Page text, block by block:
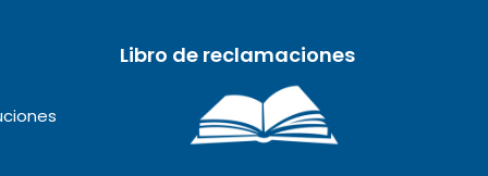
Libro de reclamaciones